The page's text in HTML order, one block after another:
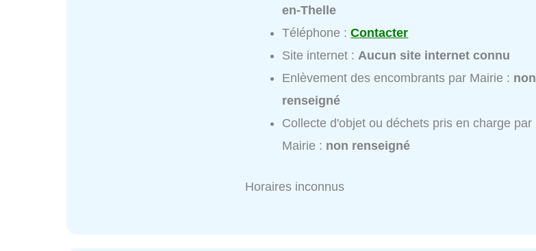
en-Thelle
Téléphone :Contacter
Site internet : Aucun site internet connu
Enlèvement des encombrants par Mairie : non
renseigné
Collecte d'objet ou déchets pris en charge par
Mairie : non renseigné
Horaires inconnus